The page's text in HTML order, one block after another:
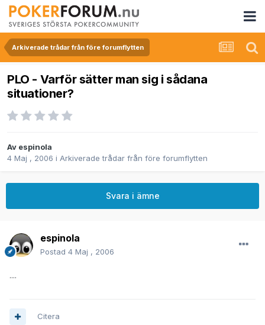
Arkiverade trådar från före forumflytten
PLO - Varför sätter man sig i sådana
situationer?
Av espinola
4 Maj , 2006 i Arkiverade trådar från före forumflytten
Svara i ämne
espinola
Postad 4 Maj , 2006
....
Citera